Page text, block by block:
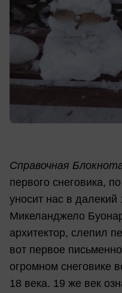
Справочная
первого снеговика,
уносит нас в
Микеланджело
архитектор, слепил
вот первое
огромном снеговике
18 века. 19 же век